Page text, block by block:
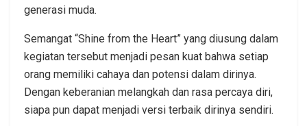
generasi muda.
Semangat “Shine from the Heart” yang diusung dalam
kegiatan tersebut menjadi pesan kuat bahwa setiap
orang memiliki cahaya dan potensi dalam dirinya.
Dengan keberanian melangkah dan rasa percaya diri,
siapa pun dapat menjadi versi terbaik dirinya sendiri.